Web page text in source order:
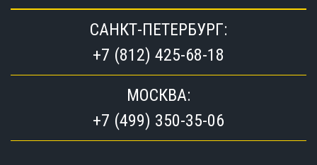
САНКТ-ПЕТЕРБУРГ:
+7 (812) 425-68-18
МОСКВА:
+7 (499) 350-35-06